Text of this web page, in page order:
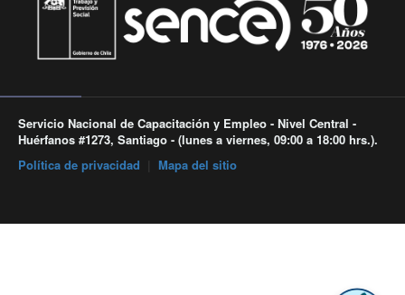
Servicio Nacional de Capacitación y Empleo - Nivel Central -
Huérfanos #1273, Santiago - (lunes a viernes, 09:00 a 18:00 hrs.).
Política de privacidad
Mapa del sitio